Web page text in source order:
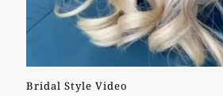
Bridal Style Video